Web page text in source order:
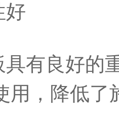
好
有良好的
用，降低了